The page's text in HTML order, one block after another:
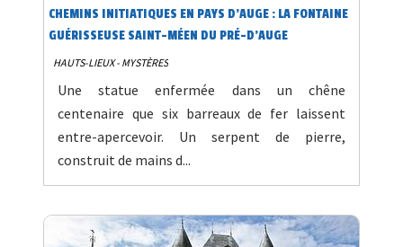
CHEMINS INITIATIQUES EN PAYS D'AUGE : LA FONTAINE
GUÉRISSEUSE SAINT-MÉEN DU PRÉ-D’AUGE
HAUTS-LIEUX - MYSTÈRES
Une statue enfermée dans un chêne
centenaire que six barreaux de fer laissent
entre-apercevoir. Un serpent de pierre,
construit de mains d...